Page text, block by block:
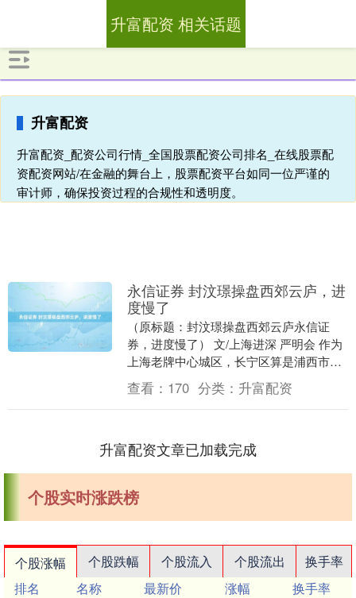
升富配资
升富配资_配资公司行情_全国股票配资公司排名_在线股票配
资配资网站/在金融的舞台上，股票配资平台如同一位严谨的
审计师，确保投资过程的合规性和透明度。
升富配资 相关话题
永信证券 封汶璟操盘西郊云庐，进
度慢了
（原标题：封汶璟操盘西郊云庐永信证
券，进度慢了） 文/上海进深 严明会 作为
上海老牌中心城区，长宁区算是浦西市区
中供应最稀缺的区域，新房供应已经断供
超3年。 西....
查看： 170 分类： 升富配资
升富配资文章已加载完成
个股实时涨跌榜
个股涨幅 个股跌幅 个股流入 个股流出
换手率
排名
名称 最新价 涨幅
换手率